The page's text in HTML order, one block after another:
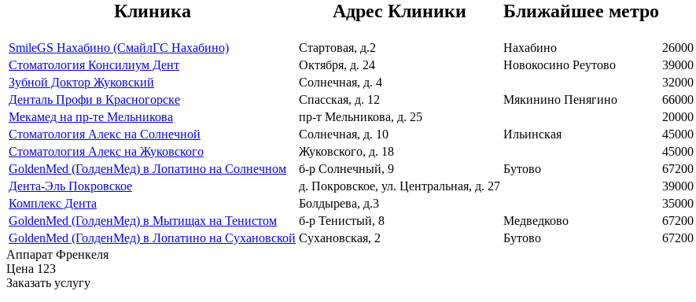
Клиника Адрес Клиники Ближайшее метро
SmileGS Нахабино (СмайлГС Нахабино) Стартовая, д.2 Нахабино 26000
Стоматология Консилиум Дент
Октября, д. 24 Новокосино Реутово 39000
Зубной Доктор Жуковский
Солнечная, д. 4 32000
Денталь Профи в Красногорске
Спасская, д. 12 Мякинино Пенягино 66000
Мекамед на пр-те Мельникова
пр-т Мельникова, д. 25 20000
Стоматология Алекс на Солнечной
Солнечная, д. 10 Ильинская 45000
Стоматология Алекс на Жуковского
Жуковского, д. 18 45000
GoldenMed (ГолденМед) в Лопатино на Солнечном
б-р Солнечный, 9 Бутово 67200
Дента-Эль Покровское
д. Покровское, ул. Центральная, д. 27 39000
Комплекс Дента
Болдырева, д.3 35000
GoldenMed (ГолденМед) в Мытищах на Тенистом
б-р Тенистый, 8 Медведково 67200
GoldenMed (ГолденМед) в Лопатино на Сухановской Сухановская, 2 Бутово 67200
Аппарат Френкеля
Цена 123
Заказать услугу